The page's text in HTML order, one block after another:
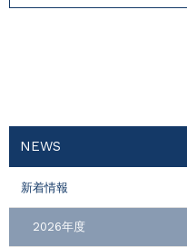
NEWS
新着情報
2026年度